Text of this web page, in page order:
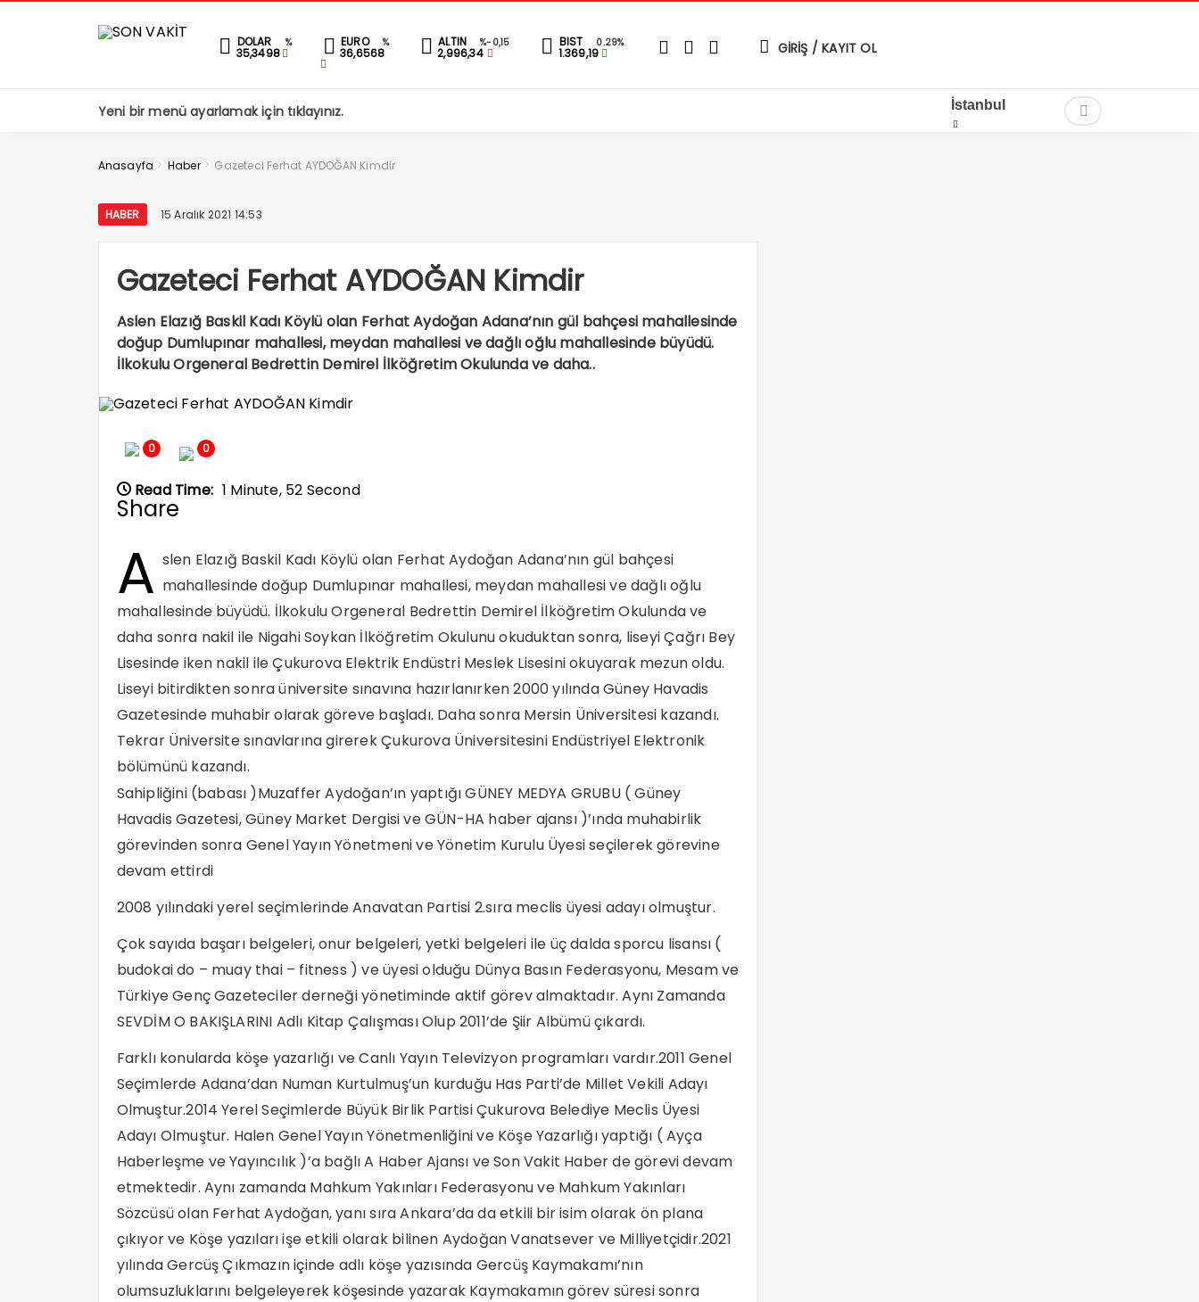
DOLAR %
35,3498
EURO %
36,6568
ALTIN %-0,15
2,996,34
BIST 0.29%
1.369,19 GİRİŞ / KAYIT OL
Yeni bir menü ayarlamak için tıklayınız.
Anasayfa > Haber > Gazeteci Ferhat AYDOĞAN Kimdir
HABER 15 Aralık 2021 14:53
Gazeteci Ferhat AYDOĞAN Kimdir
Aslen Elazığ Baskil Kadı Köylü olan Ferhat Aydoğan Adana’nın gül bahçesi mahallesinde
doğup Dumlupınar mahallesi, meydan mahallesi ve dağlı oğlu mahallesinde büyüdü.
İlkokulu Orgeneral Bedrettin Demirel İlköğretim Okulunda ve daha..
0 0
Read Time: 1 Minute, 52 Second
Share
A slen Elazığ Baskil Kadı Köylü olan Ferhat Aydoğan Adana’nın gül bahçesi
mahallesinde doğup Dumlupınar mahallesi, meydan mahallesi ve dağlı oğlu
mahallesinde büyüdü. İlkokulu Orgeneral Bedrettin Demirel İlköğretim Okulunda ve
daha sonra nakil ile Nigahi Soykan İlköğretim Okulunu okuduktan sonra, liseyi Çağrı Bey
Lisesinde iken nakil ile Çukurova Elektrik Endüstri Meslek Lisesini okuyarak mezun oldu.
Liseyi bitirdikten sonra üniversite sınavına hazırlanırken 2000 yılında Güney Havadis
Gazetesinde muhabir olarak göreve başladı. Daha sonra Mersin Üniversitesi kazandı.
Tekrar Üniversite sınavlarına girerek Çukurova Üniversitesini Endüstriyel Elektronik
bölümünü kazandı.
Sahipliğini (babası )Muzaffer Aydoğan’ın yaptığı GÜNEY MEDYA GRUBU ( Güney
Havadis Gazetesi, Güney Market Dergisi ve GÜN-HA haber ajansı )’ında muhabirlik
görevinden sonra Genel Yayın Yönetmeni ve Yönetim Kurulu Üyesi seçilerek görevine
devam ettirdi
2008 yılındaki yerel seçimlerinde Anavatan Partisi 2.sıra meclis üyesi adayı olmuştur.
Çok sayıda başarı belgeleri, onur belgeleri, yetki belgeleri ile üç dalda sporcu lisansı (
budokai do – muay thai – fitness ) ve üyesi olduğu Dünya Basın Federasyonu, Mesam ve
Türkiye Genç Gazeteciler derneği yönetiminde aktif görev almaktadır. Aynı Zamanda
SEVDİM O BAKIŞLARINI Adlı Kitap Çalışması Olup 2011’de Şiir Albümü çıkardı.
Farklı konularda köşe yazarlığı ve Canlı Yayın Televizyon programları vardır.2011 Genel
Seçimlerde Adana’dan Numan Kurtulmuş’un kurduğu Has Parti’de Millet Vekili Adayı
Olmuştur.2014 Yerel Seçimlerde Büyük Birlik Partisi Çukurova Belediye Meclis Üyesi
Adayı Olmuştur. Halen Genel Yayın Yönetmenliğini ve Köşe Yazarlığı yaptığı ( Ayça
Haberleşme ve Yayıncılık )’a bağlı A Haber Ajansı ve Son Vakit Haber de görevi devam
etmektedir. Aynı zamanda Mahkum Yakınları Federasyonu ve Mahkum Yakınları
Sözcüsü olan Ferhat Aydoğan, yanı sıra Ankara’da da etkili bir isim olarak ön plana
çıkıyor ve Köşe yazıları işe etkili olarak bilinen Aydoğan Vanatsever ve Milliyetçidir.2021
yılında Gercüş Çıkmazın içinde adlı köşe yazısında Gercüş Kaymakamı’nın
olumsuzluklarını belgeleyerek köşesinde yazarak Kaymakamın görev süresi sonra